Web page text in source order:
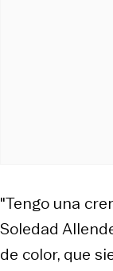
"Tengo una
Soledad
de color, que